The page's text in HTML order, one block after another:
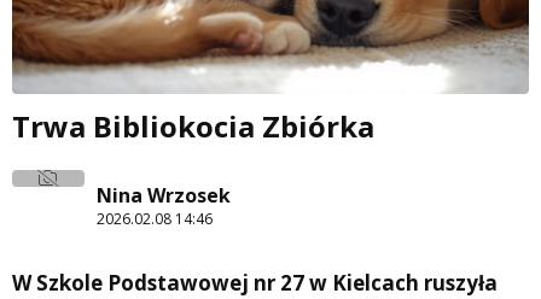
Trwa Bibliokocia Zbiórka
Nina Wrzosek
2026.02.08 14:46
W Szkole Podstawowej nr 27 w Kielcach ruszyła